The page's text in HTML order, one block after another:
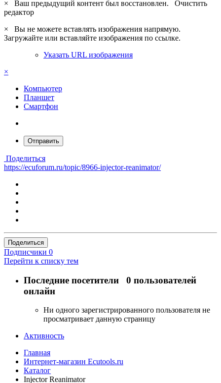
×
Ваш предыдущий контент был восстановлен. Очистить
редактор
×
Вы не можете вставлять изображения напрямую.
Загружайте или вставляйте изображения по ссылке.
Указать URL изображения
×
Компьютер
Планшет
Смартфон
Отправить
Поделиться
https://ecuforum.ru/topic/8966-injector-reanimator/
Поделиться
Подписчики 0
Перейти к списку тем
Последние посетители 0 пользователей
онлайн
Ни одного зарегистрированного пользователя не
просматривает данную страницу
Активность
Главная
Интернет-магазин Ecutools.ru
Каталог
Injector Reanimator